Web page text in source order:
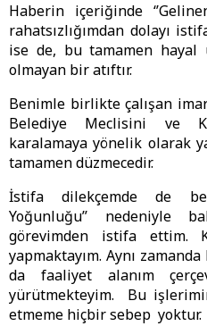
Haberin içeriğinde
rahatsızlığımdan dolayı
ise de, bu tamamen hayal
olmayan bir atıftır.
Benimle birlikte çalışan
Belediye Meclisini ve
karalamaya yönelik olarak
tamamen düzmecedir.
İstifa dilekçemde de
Yoğunluğu’’ nedeniyle
görevimden istifa ettim.
yapmaktayım. Aynı
da faaliyet alanım
yürütmekteyim. Bu
etmeme hiçbir sebep yoktur.